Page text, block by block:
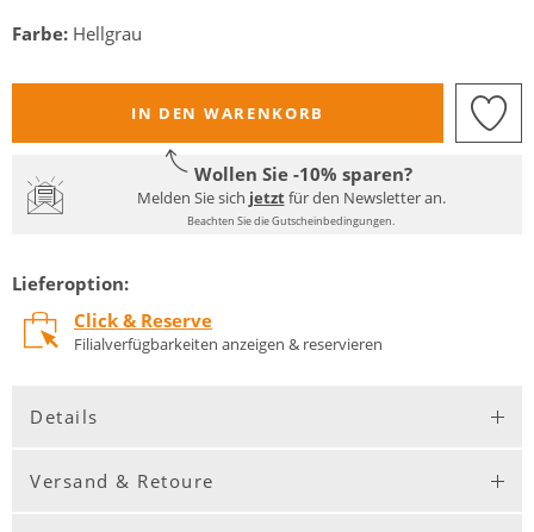
Farbe: Hellgrau
IN DEN WARENKORB
Wollen Sie -10% sparen?
Melden Sie sich jetztfür den Newsletter an.
Beachten Sie die Gutscheinbedingungen.
Lieferoption:
Click & Reserve
Filialverfügbarkeiten anzeigen & reservieren
Details
Versand & Retoure